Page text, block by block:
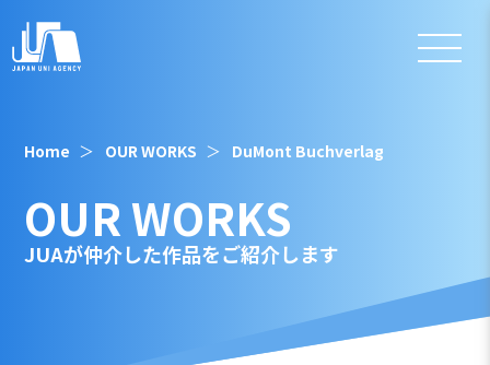
Home OUR WORKS DuMont Buchverlag
OUR WORKS
JUAが仲介した作品をご紹介します